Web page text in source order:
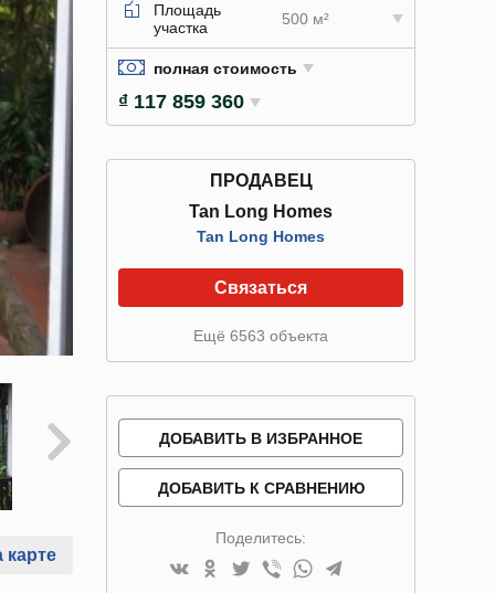
карте
Площадь
участка
500 м²
полная стоимость
₫ 117 859 360
ПРОДАВЕЦ
Tan Long Homes
Tan Long Homes
Связаться
Ещё 6563 объекта
ДОБАВИТЬ В ИЗБРАННОЕ
ДОБАВИТЬ К СРАВНЕНИЮ
Поделитесь: